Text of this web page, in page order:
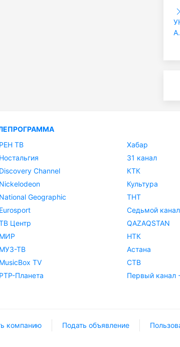
РЕН ТВ
Ностальгия
Discovery Channel
Nickelodeon
National Geographic
Eurosport
Центр
МИР
МУЗ-ТВ
MusicBox TV
РТР-Планета
Хабар
31 канал
КТК
Культура
ТНТ
Седьмой канал
QAZAQSTAN
НТК
Астана
СТВ
Первый канал
компанию Подать объявление